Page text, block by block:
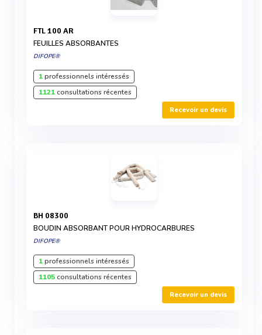
FTL 100 AR
FEUILLES ABSORBANTES
DIFOPE®
1professionnels intéressés
1121consultations récentes
Recevoir un devis
BH 08300
BOUDIN ABSORBANT POUR HYDROCARBURES
DIFOPE®
1professionnels intéressés
1105consultations récentes
Recevoir un devis